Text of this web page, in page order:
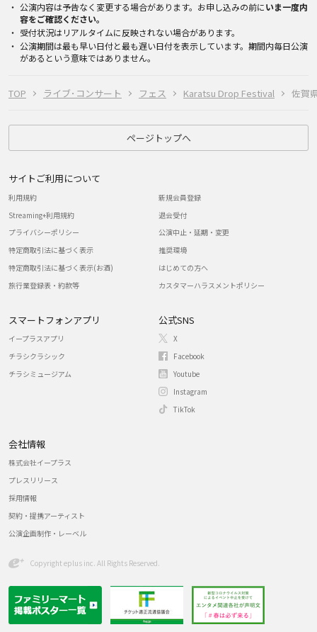
TOP ライブ･コンサート フェス Karatsu Drop Festival 佐賀
公演内容は予告なく変更する場合があります。お申し込みの前にいま一度内
容をご確認ください。
受付状況はリアルタイムに反映されない場合があります。
公演期間は最も早い日付と最も遅い日付を表示しています。期間内毎日公演
があるという意味ではありません。
ページトップへ
サイトご利用について
利用規約
Streaming+利用規約
プライバシーポリシー
特定商取引法に基づく表示
特定商取引法に基づく表示(お酒)
旅行業登録表・約款等
新規会員登録
退会受付
公演中止・延期・変更
推奨環境
はじめての方へ
カスタマーハラスメントポリシー
スマートフォンアプリ
イープラスアプリ
チラシクラシック
チラシミュージアム
公式SNS
X
Facebook
Youtube
Instagram
TikTok
会社情報
株式会社イープラス
プレスリリース
採用情報
契約・提携アーティスト
公演企画制作・レーベル
Copyright eplus inc. All Rights Reserved.